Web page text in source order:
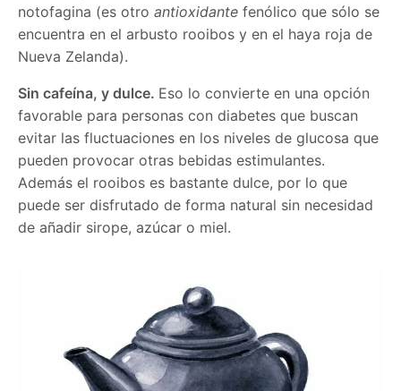
notofagina (es otroantioxidante fenólico que sólo se
encuentra en el arbusto rooibos y en el haya roja de
Nueva Zelanda).
Sin cafeína, y dulce. Eso lo convierte en una opción
favorable para personas con diabetes que buscan
evitar las fluctuaciones en los niveles de glucosa que
pueden provocar otras bebidas estimulantes.
Además el rooibos es bastante dulce, por lo que
puede ser disfrutado de forma natural sin necesidad
de añadir sirope, azúcar o miel.